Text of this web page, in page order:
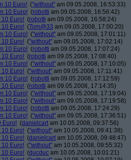
10 Euro! ("without" am 09.05.2008, 16:53:33)
10 Euro! (robotti am 09.05.2008, 16:56:42)
Euro! (robotti am 09.05.2008, 16:58:24)
Euro! (Tom@33 am 09.05.2008, 17:00:20)
10 Euro! ("without" am 09.05.2008, 17:01:11)
Euro! ("without" am 09.05.2008, 17:02:14)
10 Euro! (robotti am 09.05.2008, 17:07:24)
Euro! (robotti am 09.05.2008, 17:08:40)
10 Euro! ("without" am 09.05.2008, 17:10:05)
Euro! ("without" am 09.05.2008, 17:11:41)
10 Euro! (robotti am 09.05.2008, 17:12:59)
Euro! (robotti am 09.05.2008, 17:14:35)
10 Euro! ("without" am 09.05.2008, 17:19:04)
10 Euro! ("without" am 09.05.2008, 17:19:58)
10 Euro! (robotti am 09.05.2008, 17:24:29)
10 Euro! ("without" am 09.05.2008, 17:36:51)
Euro! (danielcart am 10.05.2008, 09:37:56)
Euro! ("without" am 10.05.2008, 09:41:38)
Euro! (danielcart am 10.05.2008, 09:48:47)
Euro! ("without" am 10.05.2008, 09:55:32)
Euro! (ducduc am 10.05.2008, 10:01:21)